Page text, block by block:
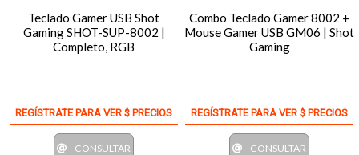
Teclado Gamer USB Shot
Gaming SHOT-SUP-8002 |
Completo, RGB
REGÍSTRATE PARA VER $ PRECIOS
CONSULTAR
Combo Teclado Gamer 8002 +
Mouse Gamer USB GM06 | Shot
Gaming
REGÍSTRATE PARA VER $ PRECIOS
CONSULTAR